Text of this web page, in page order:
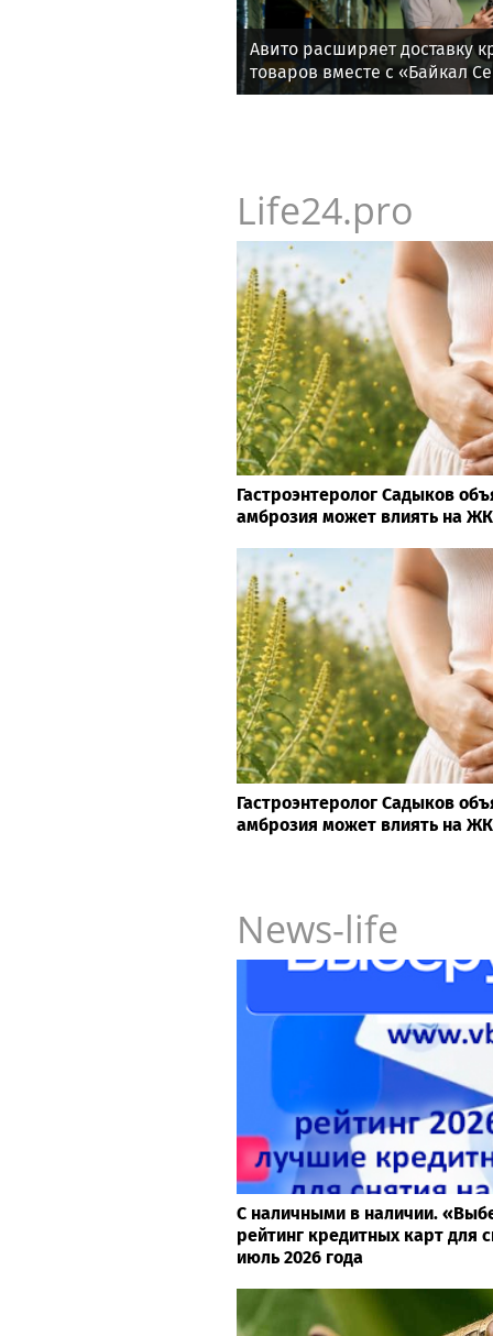
Авито расширяет доставку
товаров вместе с «Байкал
Life24.pro
Гастроэнтеролог Садыков
амброзия может влиять на
Гастроэнтеролог Садыков
амброзия может влиять на
News-life
С наличными в наличии.
рейтинг кредитных карт для
июль 2026 года